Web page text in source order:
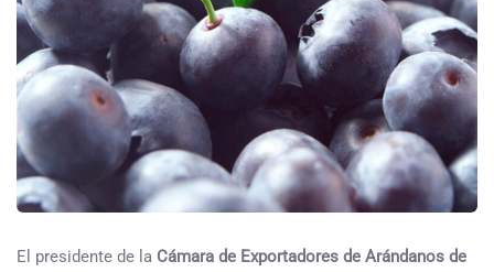
El presidente de la Cámara de Exportadores de Arándanos de